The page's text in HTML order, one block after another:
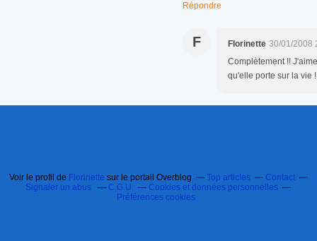
Répondre
F Florinette 30/01/2008
Complètement !!
qu'elle porte sur la vie !
Voir le profil de Florinette sur le portail Overblog Top articles
Contact
Signaler un abus
C.G.U.
Cookies et données personnelles
Préférences cookies